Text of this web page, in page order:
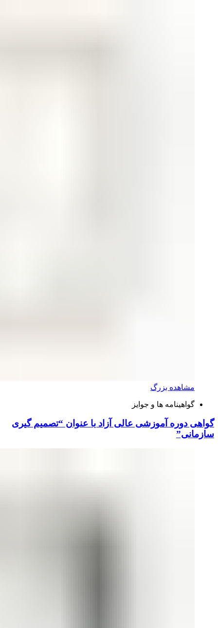
مشاهده بزرگ
گواهینامه ها و جوایز
گواهی دوره آموزشی عالی آزاد با عنوان “تصمیم گیری
سازمانی”